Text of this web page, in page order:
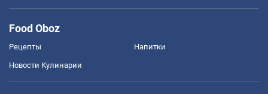
Food Oboz
Рецепты Напитки
Новости Кулинарии